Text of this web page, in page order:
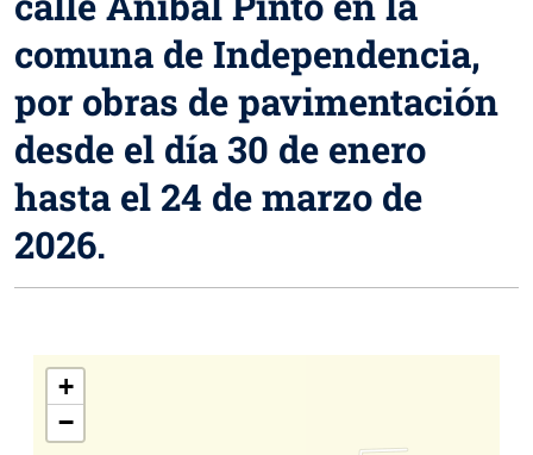
comuna de Independencia,
por obras de pavimentación
desde el día 30 de enero
hasta el 24 de marzo de
2026.
+
−